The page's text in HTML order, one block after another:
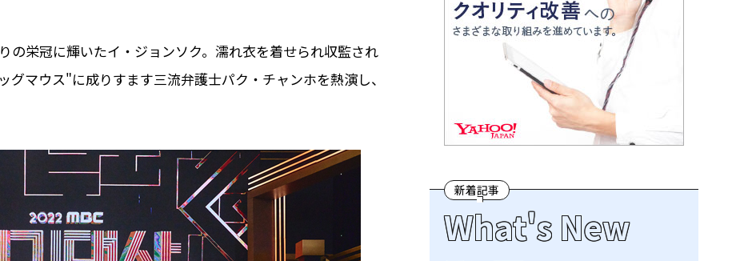
の栄冠に輝いたイ・ジョンソク。濡れ衣を着せられ収監され
マウス"に成りすます三流弁護士パク・チャンホを熱演し、
新着記事
What's New